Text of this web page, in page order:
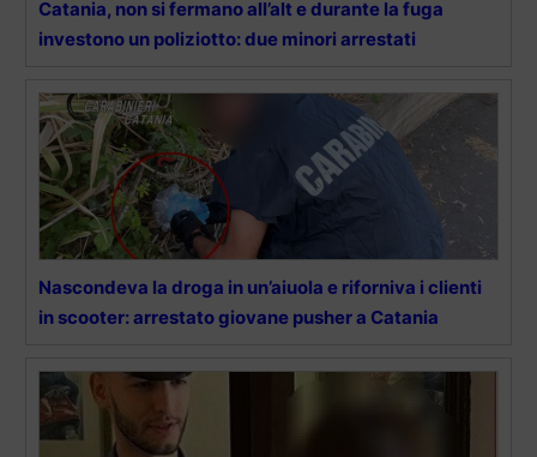
Catania, non si fermano all’alt e durante la fuga
investono un poliziotto: due minori arrestati
Nascondeva la droga in un’aiuola e riforniva i clienti
in scooter: arrestato giovane pusher a Catania